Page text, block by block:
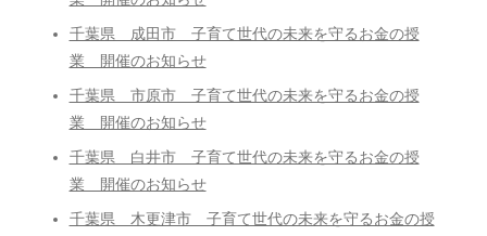
千葉県 成田市 子育て世代の未来を守るお金の授
業 開催のお知らせ
千葉県 市原市 子育て世代の未来を守るお金の授
業 開催のお知らせ
千葉県 白井市 子育て世代の未来を守るお金の授
業 開催のお知らせ
千葉県 木更津市 子育て世代の未来を守るお金の授